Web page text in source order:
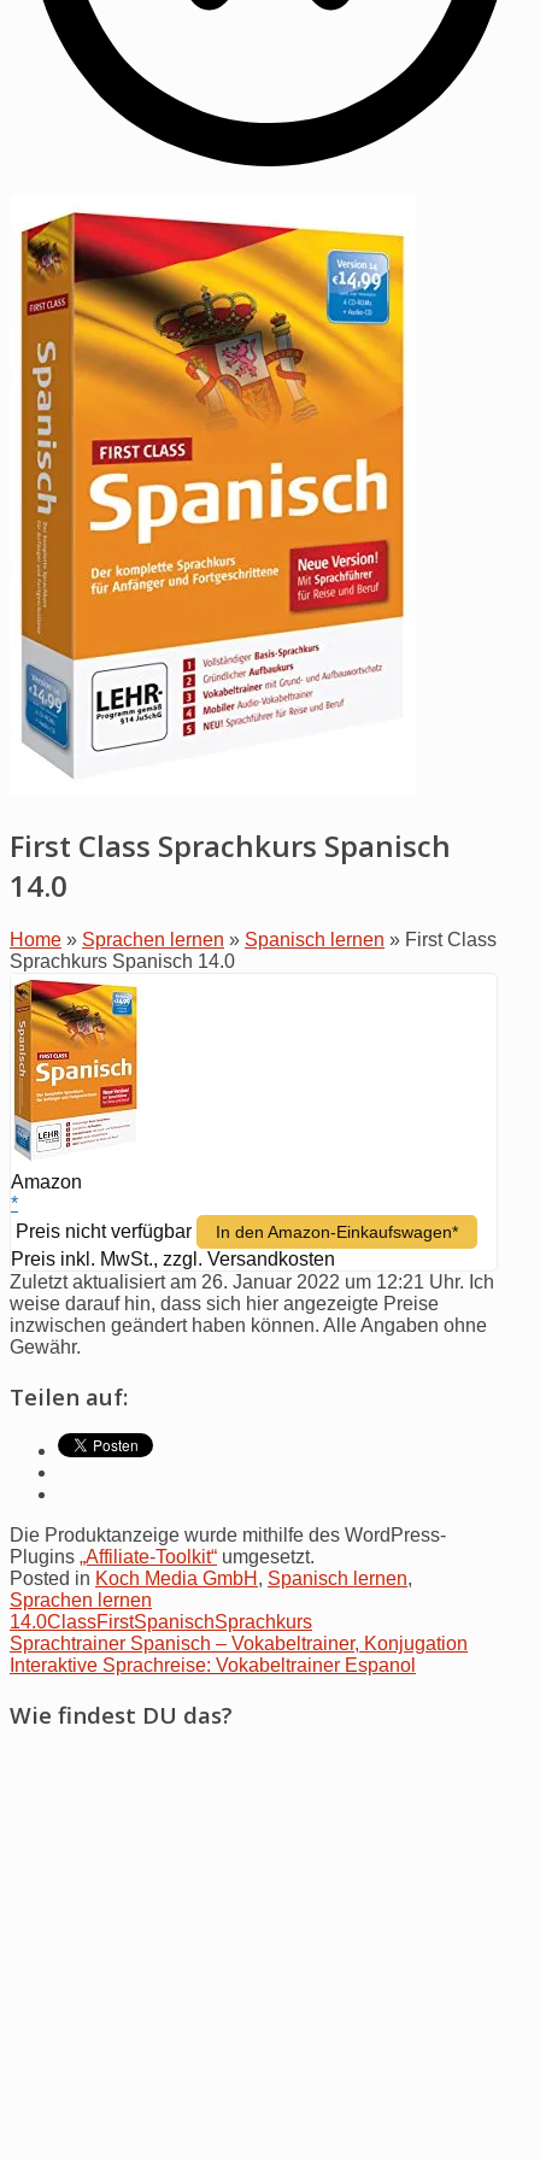
First Class Sprachkurs Spanisch
14.0
Home » Sprachen lernen » Spanisch lernen » First Class
Sprachkurs Spanisch 14.0
Amazon
*
Preis nicht verfügbar
In den Amazon-Einkaufswagen*
Preis inkl. MwSt., zzgl. Versandkosten
Zuletzt aktualisiert am 26. Januar 2022 um 12:21 Uhr. Ich
weise darauf hin, dass sich hier angezeigte Preise
inzwischen geändert haben können. Alle Angaben ohne
Gewähr.
Teilen auf:
Die Produktanzeige wurde mithilfe des WordPress-
Plugins „Affiliate-Toolkit“ umgesetzt.
Posted in Koch Media GmbH , Spanisch lernen,
Sprachen lernen
14.0ClassFirstSpanischSprachkurs
Post
Sprachtrainer Spanisch – Vokabeltrainer, Konjugation
Interaktive Sprachreise: Vokabeltrainer Espanol
Wie findest DU das?